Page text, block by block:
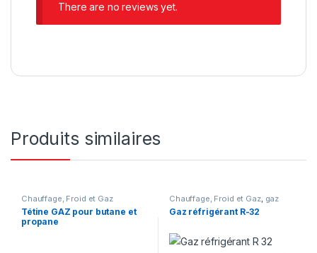
There are no reviews yet.
Produits similaires
Chauffage, Froid et Gaz
Tétine GAZ pour butane et
propane
Chauffage, Froid et Gaz, gaz
Gaz réfrigérant R-32